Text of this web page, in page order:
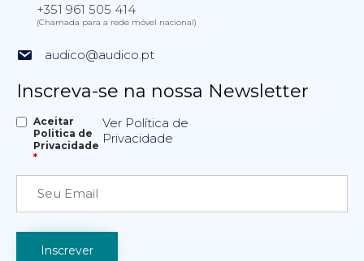
+351 961 505 414
(Chamada para a rede móvel nacional)
audico@audico.pt
Inscreva-se na nossa Newsletter
Aceitar
Politica de
Privacidade
*
Ver Política de
Privacidade